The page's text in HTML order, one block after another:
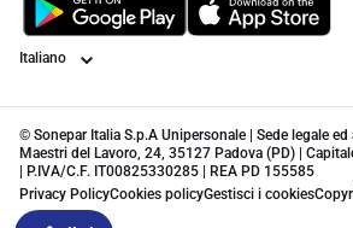
Lingua
© Sonepar Italia S.p.A Unipersonale | Sede legale
Maestri del Lavoro, 24, 35127 Padova (PD) |
| P.IVA/C.F. IT00825330285 | REA PD 155585
Privacy PolicyCookies policyGestisci i cookies